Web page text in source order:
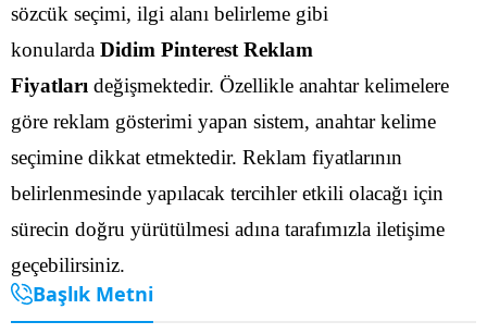
sözcük seçimi, ilgi alanı belirleme gibi
konularda Didim Pinterest Reklam
Fiyatları değişmektedir. Özellikle anahtar kelimelere
göre reklam gösterimi yapan sistem, anahtar kelime
seçimine dikkat etmektedir. Reklam fiyatlarının
belirlenmesinde yapılacak tercihler etkili olacağı için
sürecin doğru yürütülmesi adına tarafımızla iletişime
geçebilirsiniz.
Başlık Metni